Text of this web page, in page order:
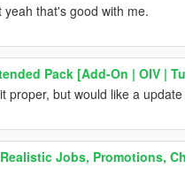
that's good with me.
Pack [Add-On | OIV |
proper, but would like a
Jobs, Promotions,